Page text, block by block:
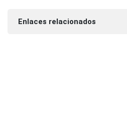
Enlaces relacionados